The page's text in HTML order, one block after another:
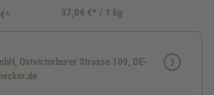
37,04 €* / 1 kg
Ostvictorburer Strasse 109, DE-